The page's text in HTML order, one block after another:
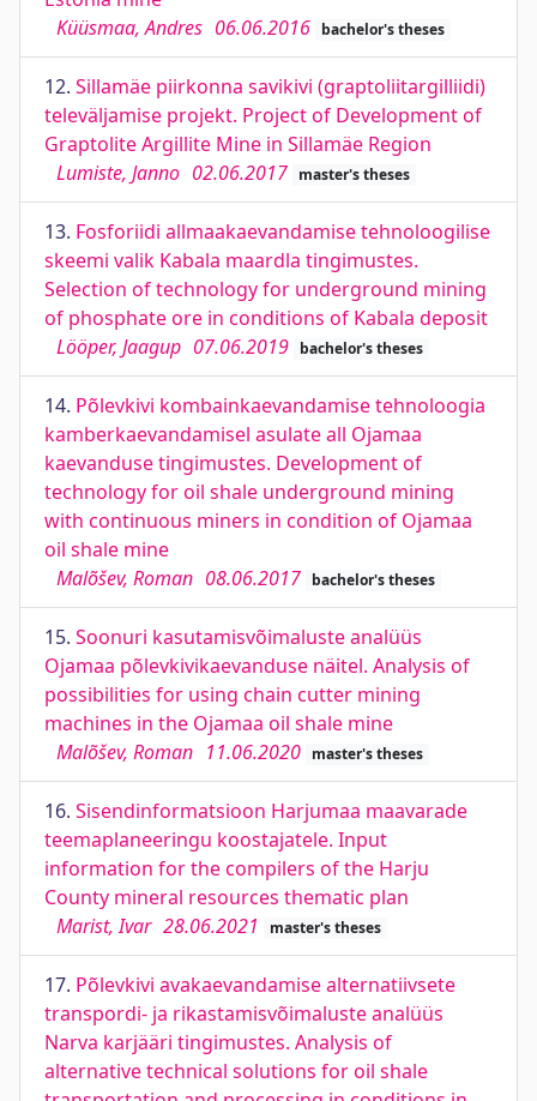
Küüsmaa, Andres 06.06.2016 bachelor's theses
12. Sillamäe piirkonna savikivi (graptoliitargilliidi)
televäljamise projekt. Project of Development of
Graptolite Argillite Mine in Sillamäe Region
Lumiste, Janno 02.06.2017 master's theses
13. Fosforiidi allmaakaevandamise tehnoloogilise
skeemi valik Kabala maardla tingimustes.
Selection of technology for underground mining
of phosphate ore in conditions of Kabala deposit
Lööper, Jaagup 07.06.2019 bachelor's theses
14. Põlevkivi kombainkaevandamise tehnoloogia
kamberkaevandamisel asulate all Ojamaa
kaevanduse tingimustes. Development of
technology for oil shale underground mining
with continuous miners in condition of Ojamaa
oil shale mine
Malõšev, Roman 08.06.2017 bachelor's theses
15. Soonuri kasutamisvõimaluste analüüs
Ojamaa põlevkivikaevanduse näitel. Analysis of
possibilities for using chain cutter mining
machines in the Ojamaa oil shale mine
Malõšev, Roman 11.06.2020 master's theses
16. Sisendinformatsioon Harjumaa maavarade
teemaplaneeringu koostajatele. Input
information for the compilers of the Harju
County mineral resources thematic plan
Marist, Ivar 28.06.2021 master's theses
17. Põlevkivi avakaevandamise alternatiivsete
transpordi- ja rikastamisvõimaluste analüüs
Narva karjääri tingimustes. Analysis of
alternative technical solutions for oil shale